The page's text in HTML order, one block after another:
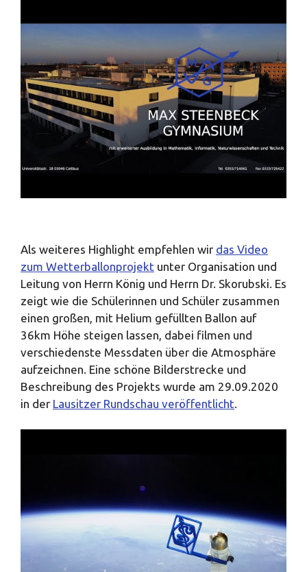
Als weiteres Highlight empfehlen wir das Video
zum Wetterballonprojekt unter Organisation und
Leitung von Herrn König und Herrn Dr. Skorubski. Es
zeigt wie die Schülerinnen und Schüler zusammen
einen großen, mit Helium gefüllten Ballon auf
36km Höhe steigen lassen, dabei filmen und
verschiedenste Messdaten über die Atmosphäre
aufzeichnen. Eine schöne Bilderstrecke und
Beschreibung des Projekts wurde am 29.09.2020
in der Lausitzer Rundschau veröffentlicht